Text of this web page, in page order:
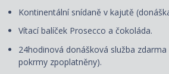
Kontinentální snídaně v kajutě
Vítací balíček Prosecco a čokoláda.
24hodinová donášková služba
pokrmy zpoplatněny).